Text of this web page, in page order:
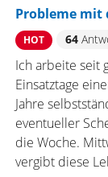
Probleme mit
HOT 64
Ich arbeite seit
Einsatztage
Jahre
eventueller
die Woche.
vergibt diese